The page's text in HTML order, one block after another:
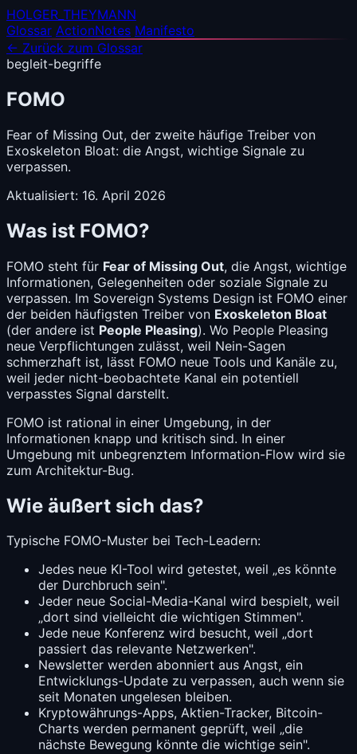
HOLGER_THEYMANN
Glossar ActionNotes Manifesto
← Zurück zum Glossar
begleit-begriffe
FOMO
Fear of Missing Out, der zweite häufige Treiber von
Exoskeleton Bloat: die Angst, wichtige Signale zu
verpassen.
Aktualisiert: 16. April 2026
Was ist FOMO?
FOMO steht für Fear of Missing Out, die Angst, wichtige
Informationen, Gelegenheiten oder soziale Signale zu
verpassen. Im Sovereign Systems Design ist FOMO einer
der beiden häufigsten Treiber von Exoskeleton Bloat
(der andere ist People Pleasing). Wo People Pleasing
neue Verpflichtungen zulässt, weil Nein-Sagen
schmerzhaft ist, lässt FOMO neue Tools und Kanäle zu,
weil jeder nicht-beobachtete Kanal ein potentiell
verpasstes Signal darstellt.
FOMO ist rational in einer Umgebung, in der
Informationen knapp und kritisch sind. In einer
Umgebung mit unbegrenztem Information-Flow wird sie
zum Architektur-Bug.
Wie äußert sich das?
Typische FOMO-Muster bei Tech-Leadern:
Jedes neue KI-Tool wird getestet, weil „es könnte
der Durchbruch sein".
Jeder neue Social-Media-Kanal wird bespielt, weil
„dort sind vielleicht die wichtigen Stimmen".
Jede neue Konferenz wird besucht, weil „dort
passiert das relevante Netzwerken".
Newsletter werden abonniert aus Angst, ein
Entwicklungs-Update zu verpassen, auch wenn sie
seit Monaten ungelesen bleiben.
Kryptowährungs-Apps, Aktien-Tracker, Bitcoin-
Charts werden permanent geprüft, weil „die
nächste Bewegung könnte die wichtige sein".